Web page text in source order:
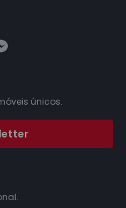
únicos.